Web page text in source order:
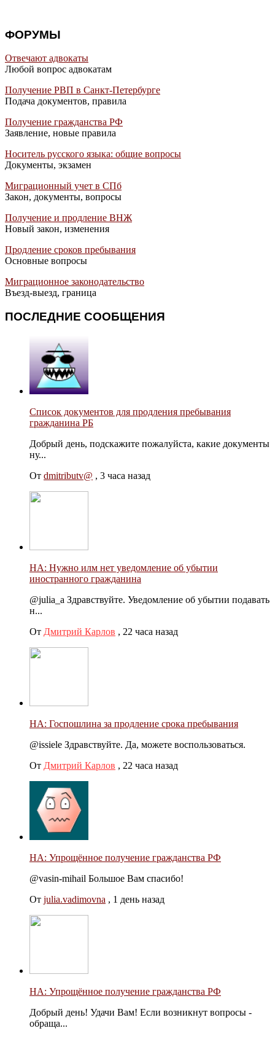
ФОРУМЫ
Отвечают адвокаты
Любой вопрос адвокатам
Получение РВП в Санкт-Петербурге
Подача документов, правила
Получение гражданства РФ
Заявление, новые правила
Носитель русского языка: общие вопросы
Документы, экзамен
Миграционный учет в СПб
Закон, документы, вопросы
Получение и продление ВНЖ
Новый закон, изменения
Продление сроков пребывания
Основные вопросы
Миграционное законодательство
Въезд-выезд, граница
ПОСЛЕДНИЕ СООБЩЕНИЯ
Список документов для продления пребывания
гражданина РБ
Добрый день, подскажите пожалуйста, какие документы
ну...
От dmitributv@ , 3 часа назад
НА: Нужно илм нет уведомление об убытии
иностранного гражданина
@julia_a Здравствуйте. Уведомление об убытии подавать
н...
От Дмитрий Карлов , 22 часа назад
НА: Госпошлина за продление срока пребывания
@issiele Здравствуйте. Да, можете воспользоваться.
От Дмитрий Карлов , 22 часа назад
НА: Упрощённое получение гражданства РФ
@vasin-mihail Большое Вам спасибо!
От julia.vadimovna , 1 день назад
НА: Упрощённое получение гражданства РФ
Добрый день! Удачи Вам! Если возникнут вопросы -
обраща...